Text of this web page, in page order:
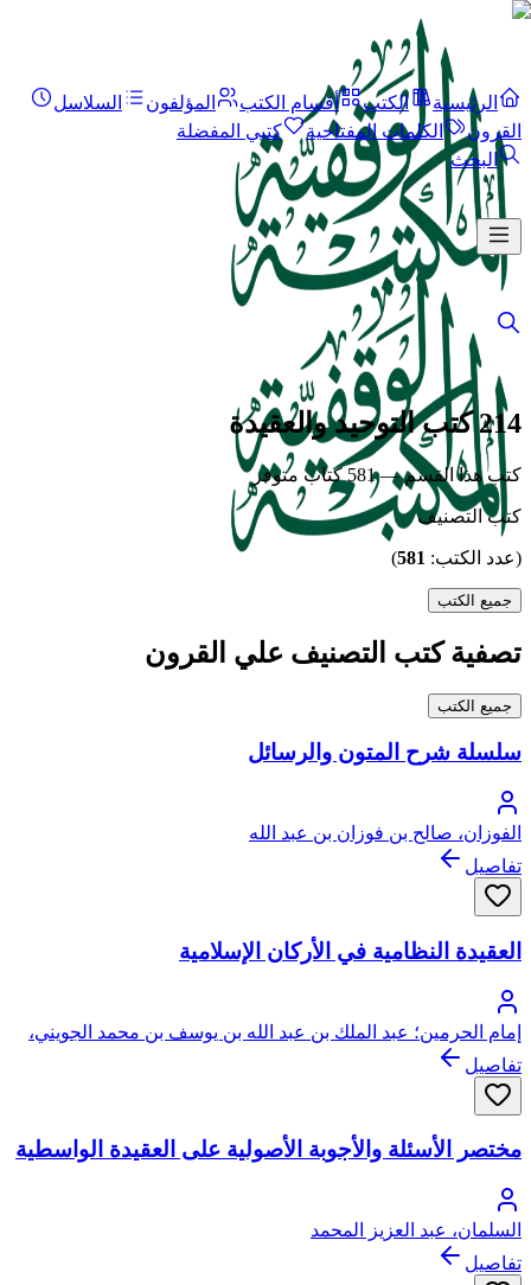
الرئيسية الكتب أقسام الكتب المؤلفون
السلاسل
القرون
الكلمات المفتاحية
كتبي المفضلة
البحث
214 كتب التوحيد والعقيدة
كتب هذا القسم — 581 كتاب متوفر
كتب التصنيف
(عدد الكتب: 581
)
جميع الكتب
تصفية كتب التصنيف علي القرون
جميع الكتب
سلسلة شرح المتون والرسائل
الفوزان، صالح بن فوزان بن عبد الله
تفاصيل
العقيدة النظامية في الأركان الإسلامية
إمام الحرمين؛ عبد الملك بن عبد الله بن يوسف بن محمد الجويني،
أبو المعالي، ركن الدين، الملقب بإمام الحرمين
تفاصيل
مختصر الأسئلة والأجوبة الأصولية على العقيدة الواسطية
السلمان، عبد العزيز المحمد
تفاصيل